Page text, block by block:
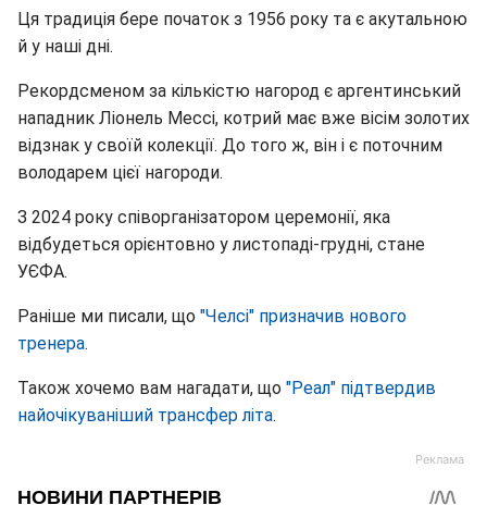
Ця традиція бере початок з 1956 року та є акутальною
й у наші дні.
Рекордсменом за кількістю нагород є аргентинський
нападник Ліонель Мессі, котрий має вже вісім золотих
відзнак у своїй колекції. До того ж, він і є поточним
володарем цієї нагороди.
З 2024 року співорганізатором церемонії, яка
відбудеться орієнтовно у листопаді-грудні, стане
УЄФА.
Раніше ми писали, що "Челсі" призначив нового
тренера.
Також хочемо вам нагадати, що "Реал" підтвердив
найочікуваніший трансфер літа.